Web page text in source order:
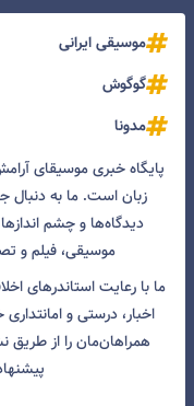
موسیقی ایرانی
گوگوش
مدونا
پایگاه خبری موسیقای
زبان است. ما به
دیدگاه‌ها و چشم انداز‌ها
موسیقی، فیلم و
ما با رعایت استاندرهای
اخبار، درستی و
همراهان‌مان را از طریق